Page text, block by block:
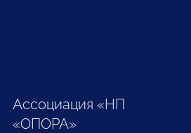
Ассоциация «НП
«ОПОРА»